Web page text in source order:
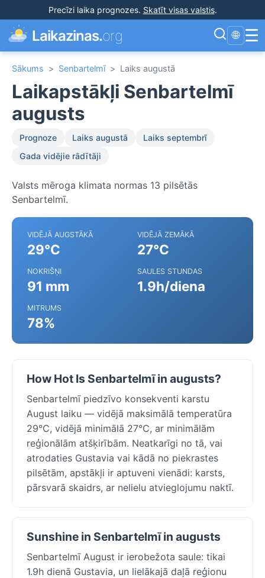
Precīzi laika prognozes. Skatīt visas valstis.
Laikazinas.org 🌐 ☰
Sākums > Senbartelmī > Laiks augustā
Laikapstākļi Senbartelmī
augusts
Prognoze Laiks augustā
Laiks septembrī
Gada vidējie rādītāji
Valsts mēroga klimata normas 13 pilsētās
Senbartelmī.
VIDĒJĀ AUGSTĀKĀ
29°C
VIDĒJĀ ZEMĀKĀ
27°C
NOKRIŠŅI
91 mm
SAULES STUNDAS
1.9h/diena
MITRUMS
78%
How Hot Is Senbartelmī in augusts?
Senbartelmī piedzīvo konsekventi karstu
August laiku — vidējā maksimālā temperatūra
29°C, vidējā minimālā 27°C, ar minimālām
reģionālām atšķirībām. Neatkarīgi no tā, vai
atrodaties Gustavia vai kādā no piekrastes
pilsētām, apstākļi ir aptuveni vienādi: karsts,
pārsvarā skaidrs, ar nelielu atvieglojumu naktī.
Sunshine in Senbartelmī in augusts
Senbartelmī August ir ierobežota saule: tikai
1.9h dienā Gustavia, un lielākajā daļā reģionu